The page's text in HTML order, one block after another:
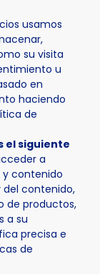
usamos
su visita
u
en
haciendo
de
el siguiente
a
y contenido
del contenido,
de productos,
a su
precisa e
de